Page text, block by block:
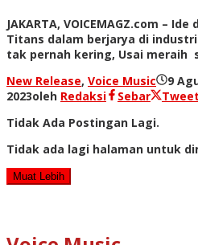
JAKARTA, VOICEMAGZ.com –
Titans dalam berjarya di
tak pernah kering, Usai meraih
New Release, Voice Music 9
2023oleh Redaksi Sebar
Tweet
Tidak Ada Postingan Lagi.
Tidak ada lagi halaman untuk
Muat Lebih